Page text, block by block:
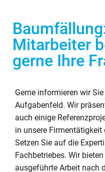
Mitarbeiter
gerne Ihre
Gerne informieren wir
Aufgabenfeld. Wir
auch einige
in unsere Firmentätigkeit
Setzen Sie auf die
Fachbetriebes. Wir
ausgeführte Arbeit nach